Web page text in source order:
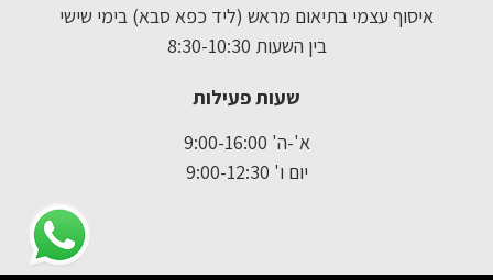
איסוף עצמי בתיאום מראש (ליד כפא סבא) בימי שישי
בין השעות 8:30-10:30
שעות פעילות
א'-ה' 9:00-16:00
יום ו' 9:00-12:30